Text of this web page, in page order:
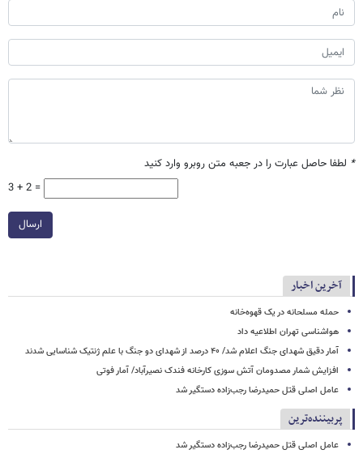
* لطفا حاصل عبارت را در جعبه متن روبرو وارد کنید
3 + 2 =
ارسال
آخرین اخبار
حمله مسلحانه در یک قهوه‌خانه
هواشناسی تهران اطلاعیه داد
آمار دقیق شهدای جنگ اعلام شد/ ۴۰ درصد از شهدای دو جنگ با علم ژنتیک شناسایی شدند
افزایش شمار مصدومان آتش سوزی کارخانه فندک نصیرآباد/ آمار فوتی
عامل اصلی قتل حمیدرضا رجب‌زاده دستگیر شد
پربیننده‌ترین
عامل اصلی قتل حمیدرضا رجب‌زاده دستگیر شد